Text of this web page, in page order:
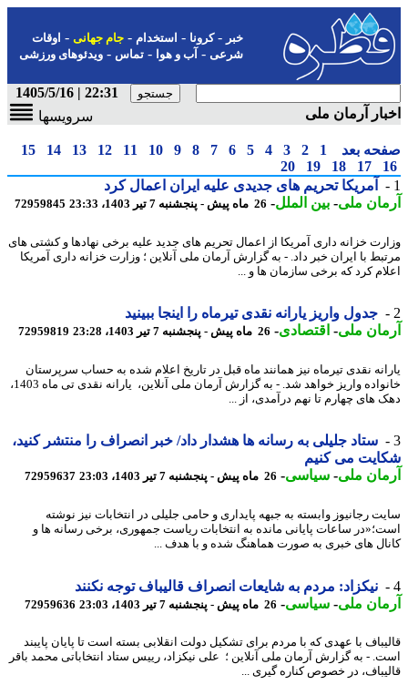
-کرونا-استخدام- جام جهانی-اوقات
شرعی-آب و هوا-تماس-ویدئوهای ورزشی
22:31 | 1405/5/16
آرمان ملی
سرویسها
بعد 1
2
3
4
5
6
7
8
9
10
11
12
13
14
15
17
18
19
20
آمریکا تحریم های جدیدی علیه ایران اعمال کرد
ملی-بین الملل-26 ماه پیش - پنجشنبه 7 تیر 1403، 23:33 72959845
خزانه داری آمریکا از اعمال تحریم های جدید علیه برخی نهادها و کشتی های
با ایران خبر داد. - به گزارش آرمان ملی آنلاین ؛ وزارت خزانه داری آمریکا
کرد که برخی سازمان ها و ...
جدول واریز یارانه نقدی تیرماه را اینجا ببینید
ملی-اقتصادی-26 ماه پیش - پنجشنبه 7 تیر 1403، 23:28 72959819
نقدی تیرماه نیز همانند ماه قبل در تاریخ اعلام شده به حساب سرپرستان
خانواده واریز خواهد شد. - به گزارش آرمان ملی آنلاین، یارانه نقدی تی ماه 1403،
های چهارم تا نهم درآمدی، از ...
ستاد جلیلی به رسانه ها هشدار داد/ خبر انصراف را منتشر کنید،
می کنیم
ملی-سیاسی-26 ماه پیش - پنجشنبه 7 تیر 1403، 23:03 72959637
رجانیوز وابسته به جبهه پایداری و حامی جلیلی در انتخابات نیز نوشته
ساعات پایانی مانده به انتخابات ریاست جمهوری، برخی رسانه ها و
های خبری به صورت هماهنگ شده و با هدف ...
نیکزاد: مردم به شایعات انصراف قالیباف توجه نکنند
ملی-سیاسی-26 ماه پیش - پنجشنبه 7 تیر 1403، 23:03 72959636
با عهدی که با مردم برای تشکیل دولت انقلابی بسته است تا پایان پایبند
- به گزارش آرمان ملی آنلاین ؛ علی نیکزاد، رییس ستاد انتخاباتی محمد باقر
در خصوص کناره گیری ...